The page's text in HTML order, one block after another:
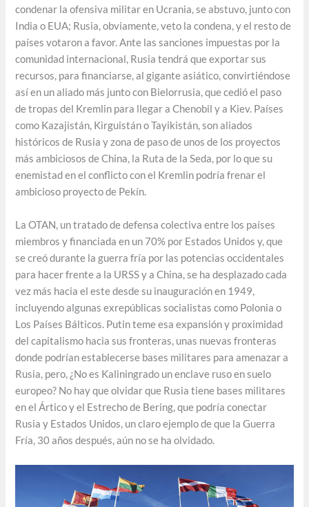
condenar la ofensiva militar en Ucrania, se abstuvo, junto con
India o EUA; Rusia, obviamente, veto la condena, y el resto de
países votaron a favor. Ante las sanciones impuestas por la
comunidad internacional, Rusia tendrá que exportar sus
recursos, para financiarse, al gigante asiático, convirtiéndose
así en un aliado más junto con Bielorrusia, que cedió el paso
de tropas del Kremlin para llegar a Chenobil y a Kiev. Países
como Kazajistán, Kirguistán o Tayikistán, son aliados
históricos de Rusia y zona de paso de unos de los proyectos
más ambiciosos de China, la Ruta de la Seda, por lo que su
enemistad en el conflicto con el Kremlin podría frenar el
ambicioso proyecto de Pekín.
La OTAN, un tratado de defensa colectiva entre los países
miembros y financiada en un 70% por Estados Unidos y, que
se creó durante la guerra fría por las potencias occidentales
para hacer frente a la URSS y a China, se ha desplazado cada
vez más hacia el este desde su inauguración en 1949,
incluyendo algunas exrepúblicas socialistas como Polonia o
Los Países Bálticos. Putin teme esa expansión y proximidad
del capitalismo hacia sus fronteras, unas nuevas fronteras
donde podrían establecerse bases militares para amenazar a
Rusia, pero, ¿No es Kaliningrado un enclave ruso en suelo
europeo? No hay que olvidar que Rusia tiene bases militares
en el Ártico y el Estrecho de Bering, que podría conectar
Rusia y Estados Unidos, un claro ejemplo de que la Guerra
Fría, 30 años después, aún no se ha olvidado.